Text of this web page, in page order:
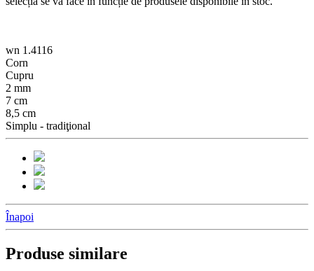
wn 1.4116
Corn
Cupru
2 mm
7 cm
8,5 cm
Simplu - tradiţional
Înapoi
Produse similare